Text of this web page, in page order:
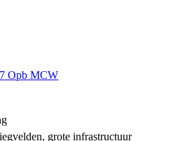
Opb MCW
grote infrastructuur